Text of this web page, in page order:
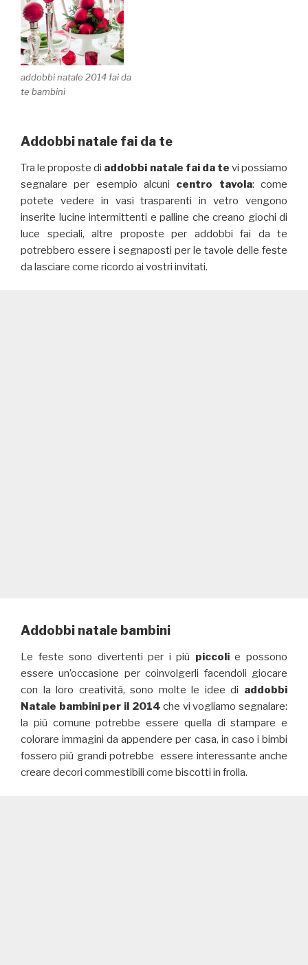
addobbi natale 2014 fai da
te bambini
Addobbi natale fai da te
Tra le proposte di addobbi natale fai da te vi possiamo
segnalare per esempio alcuni centro tavola: come
potete vedere in vasi trasparenti in vetro vengono
inserite lucine intermittenti e palline che creano giochi di
luce speciali, altre proposte per addobbi fai da te
potrebbero essere i segnaposti per le tavole delle feste
da lasciare come ricordo ai vostri invitati.
Addobbi natale bambini
Le feste sono divertenti per i più piccolie possono
essere un’occasione per coinvolgerli facendoli giocare
con la loro creatività, sono molte le idee di addobbi
Natale bambini per il 2014 che vi vogliamo segnalare:
la più comune potrebbe essere quella di stampare e
colorare immagini da appendere per casa, in caso i bimbi
fossero più grandi potrebbe essere interessante anche
creare decori commestibili come biscotti in frolla.